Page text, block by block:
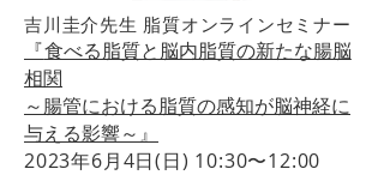
吉川圭介先生 脂質オンラインセミナー
『食べる脂質と脳内脂質の新たな腸脳
相関
～腸管における脂質の感知が脳神経に
与える影響～』
2023年6月4日(日) 10:30〜12:00